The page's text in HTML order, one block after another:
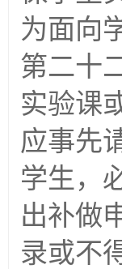
为面向
第二十
实验课
应事先
学生，
出补做
录或不